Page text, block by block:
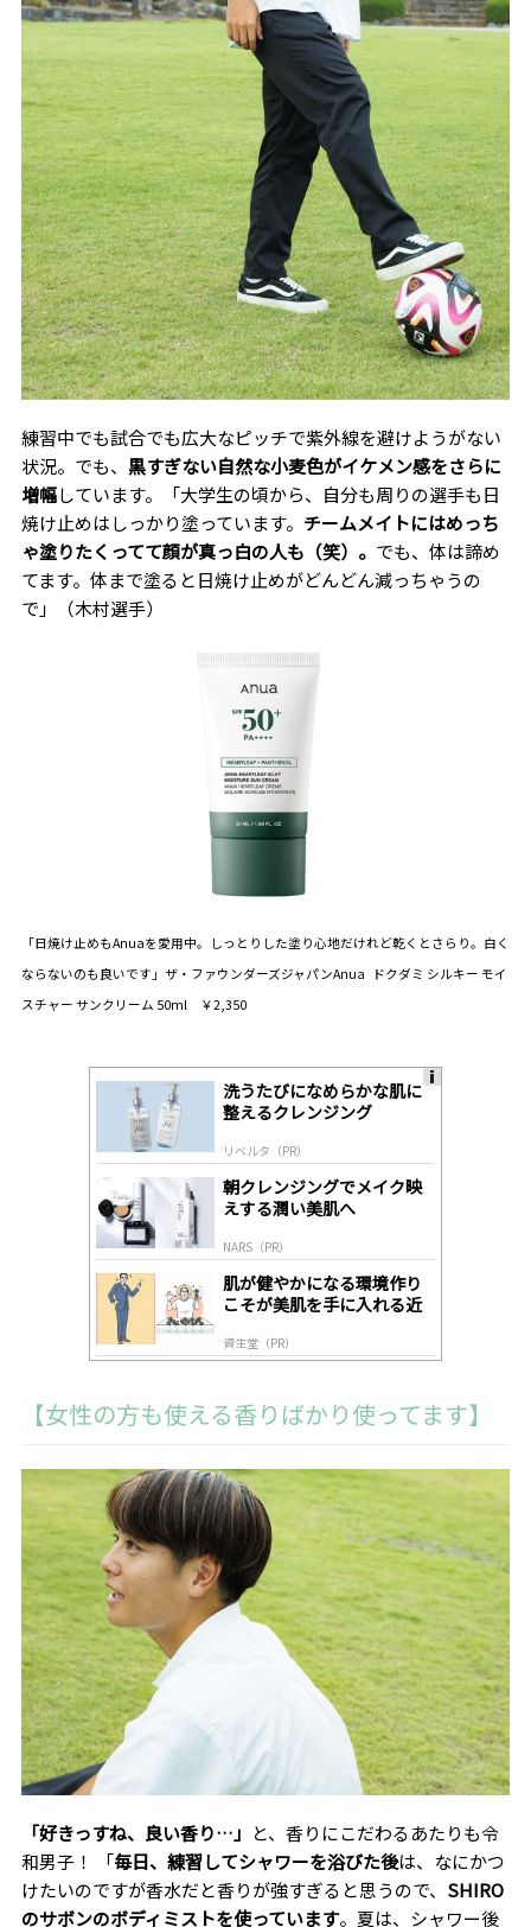
練習中でも試合でも広大なピッチで紫外線を避けようがない
状況。でも、 黒すぎない自然な小麦色がイケメン感をさらに
増幅しています。「大学生の頃から、自分も周りの選手も日
焼け止めはしっかり塗っています。 チームメイトにはめっち
ゃ塗りたくってて顔が真っ白の人も（笑）。 でも、体は諦め
てます。体まで塗ると日焼け止めがどんどん減っちゃうの
で」（木村選手）
「日焼け止めもAnuaを愛用中。しっとりした塗り心地だけれど乾くとさらり。白く
ならないのも良いです」 ザ・ファウンダーズジャパンAnua ドクダミ シルキー モイ
スチャー サンクリーム 50ml ￥2,350
洗うたびになめらかな肌に
整えるクレンジング
リベルタ（PR）
朝クレンジングでメイク映
えする潤い美肌へ
NARS（PR）
肌が健やかになる環境作り
こそが美肌を手に入れる近
資生堂（PR）
【女性の方も使える香りばかり使ってます】
「好きっすね、良い香り…」 と、香りにこだわるあたりも令
和男子！ 「毎日、練習してシャワーを浴びた後は、なにかつ
けたいのですが香水だと香りが強すぎると思うので、 SHIRO
のサボンのボディミストを使っています。夏は、シャワー後